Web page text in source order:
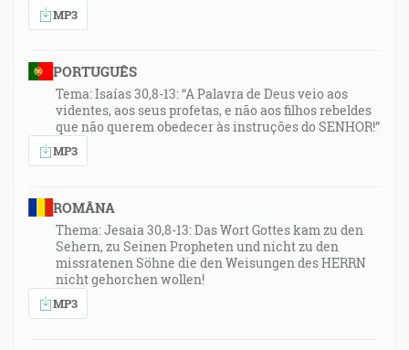
MP3
PORTUGUÊS
Tema: Isaías 30,8-13: “A Palavra de Deus veio aos
videntes, aos seus profetas, e não aos filhos rebeldes
que não querem obedecer às instruções do SENHOR!”
MP3
ROMÂNA
Thema: Jesaia 30,8-13: Das Wort Gottes kam zu den
Sehern, zu Seinen Propheten und nicht zu den
missratenen Söhne die den Weisungen des HERRN
nicht gehorchen wollen!
MP3